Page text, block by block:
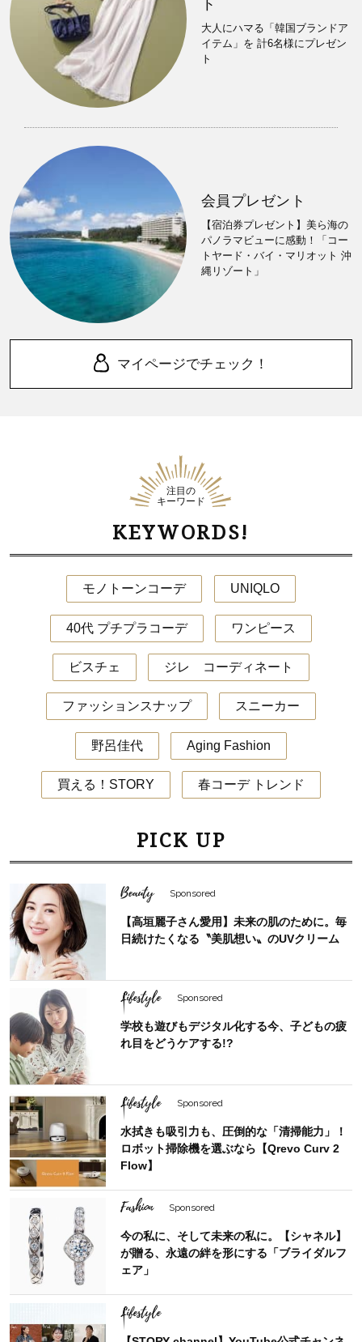
ト
大人にハマる「韓国ブランドア
イテム」を 計6名様にプレゼン
ト
会員プレゼント
【宿泊券プレゼント】美ら海の
パノラマビューに感動！「コー
トヤード・バイ・マリオット 沖
縄リゾート」
マイページでチェック！
注目の
キーワード
KEYWORDS!
モノトーンコーデ UNIQLO
40代 プチプラコーデ ワンピース
ビスチェ ジレ コーディネート
ファッションスナップ スニーカー
野呂佳代 Aging Fashion
買える！STORY 春コーデ トレンド
PICK UP
Beauty Sponsored
【高垣麗子さん愛用】未来の肌のために。毎
日続けたくなる〝美肌想い〟のUVクリーム
Lifestyle Sponsored
学校も遊びもデジタル化する今、子どもの疲
れ目をどうケアする!?
Lifestyle Sponsored
水拭きも吸引力も、圧倒的な「清掃能力」！
ロボット掃除機を選ぶなら【Qrevo Curv 2
Flow】
Fashion Sponsored
今の私に、そして未来の私に。【シャネル】
が贈る、永遠の絆を形にする「ブライダルフ
ェア」
Lifestyle